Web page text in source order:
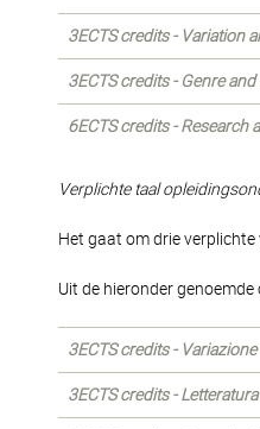
3ECTS credits - Variation
3ECTS credits - Genre
6ECTS credits - Research
Verplichte taal
Het gaat om drie verplichte
Uit de hieronder
3ECTS credits -
3ECTS credits -